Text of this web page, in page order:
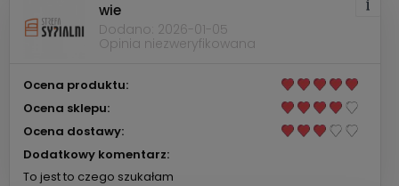
wie
Dodano: 2026-01-05
Opinia niezweryfikowana
Ocena produktu:
Ocena sklepu:
Ocena dostawy:
Dodatkowy komentarz:
To jest to czego szukałam